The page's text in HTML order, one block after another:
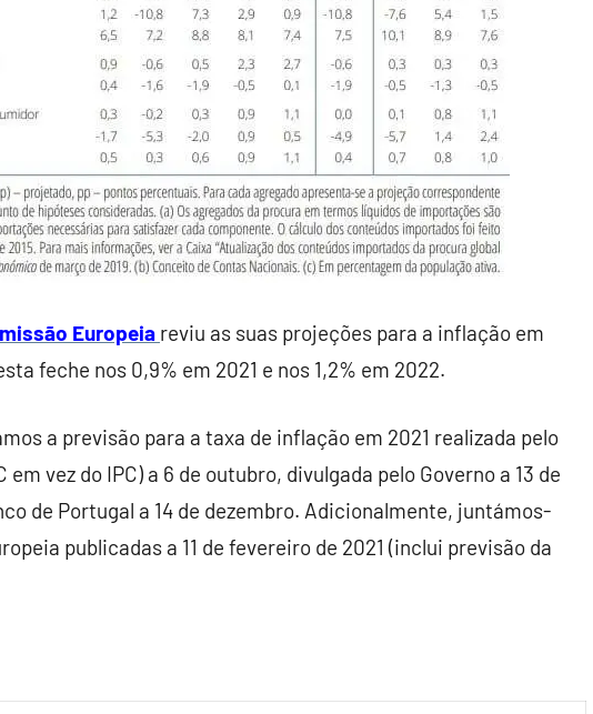
Europeia reviu as suas projeções para a inflação em
feche nos 0,9% em 2021 e nos 1,2% em 2022.
a previsão para a taxa de inflação em 2021 realizada pelo
vez do IPC) a 6 de outubro, divulgada pelo Governo a 13 de
de Portugal a 14 de dezembro. Adicionalmente, juntámos-
publicadas a 11 de fevereiro de 2021 (inclui previsão da